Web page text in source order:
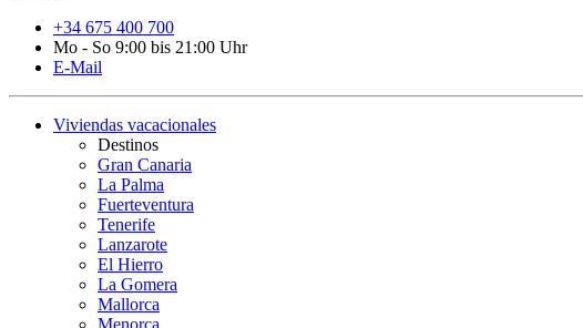
+34 675 400 700
Mo - So 9:00 bis 21:00 Uhr
E-Mail
Viviendas vacacionales
Destinos
Gran Canaria
La Palma
Fuerteventura
Tenerife
Lanzarote
El Hierro
La Gomera
Mallorca
Menorca